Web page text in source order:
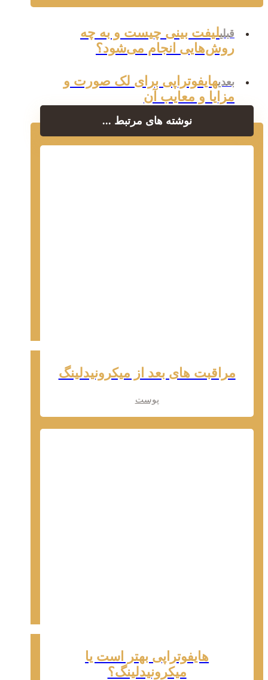
قبلیلیفت بینی چیست و به چه
روش‌هایی انجام می‌شود؟
بعدیهایفوتراپی برای لک صورت و
مزایا و معایب آن
نوشته های مرتبط ...
مراقبت های بعد از میکرونیدلینگ
پوست
هایفوتراپی بهتر است یا
میکرونیدلینگ؟